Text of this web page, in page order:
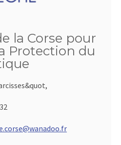
la Corse pour
Protection du